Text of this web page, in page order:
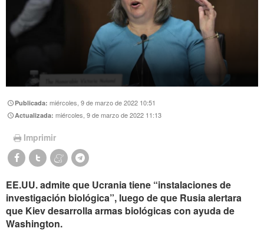
Publicada:miércoles, 9 de marzo de 2022 10:51
Actualizada:miércoles, 9 de marzo de 2022 11:13
Imprimir
EE.UU. admite que Ucrania tiene “instalaciones de
investigación biológica”, luego de que Rusia alertara
que Kiev desarrolla armas biológicas con ayuda de
Washington.